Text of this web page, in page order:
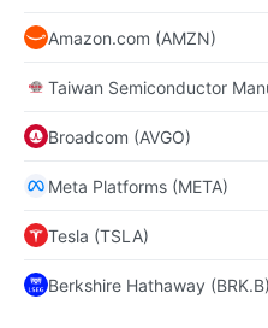
Amazon.com (AMZN)
Taiwan Semiconductor
Broadcom (AVGO)
Meta Platforms (META)
Tesla (TSLA)
Berkshire Hathaway (BRK.B)